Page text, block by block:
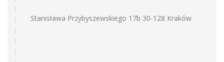
Stanisława Przybyszewskiego 17b 30-128 Kraków